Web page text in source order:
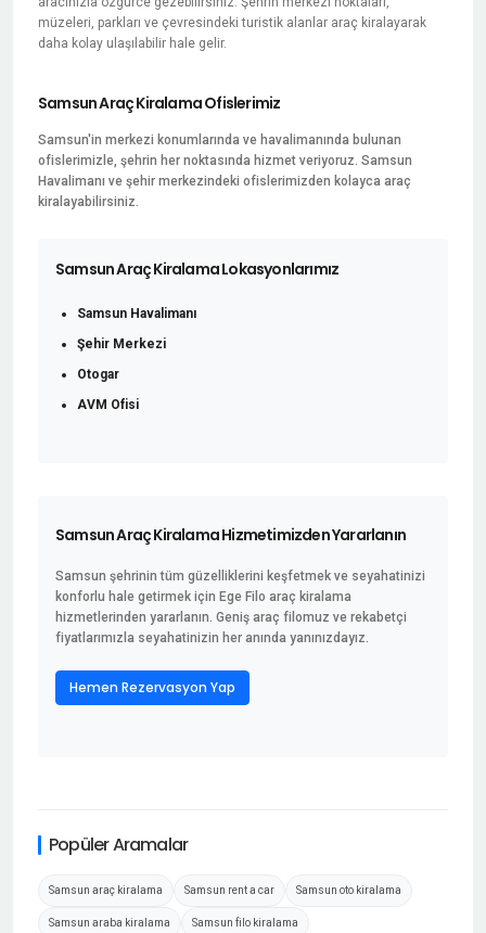
müzeleri, parkları ve çevresindeki turistik alanlar araç kiralayarak
daha kolay ulaşılabilir hale gelir.
Samsun Araç Kiralama Ofislerimiz
Samsun'in merkezi konumlarında ve havalimanında bulunan
ofislerimizle, şehrin her noktasında hizmet veriyoruz. Samsun
Havalimanı ve şehir merkezindeki ofislerimizden kolayca araç
kiralayabilirsiniz.
Samsun Araç Kiralama Lokasyonlarımız
Samsun Havalimanı
Şehir Merkezi
Otogar
AVM Ofisi
Samsun Araç Kiralama Hizmetimizden Yararlanın
Samsun şehrinin tüm güzelliklerini keşfetmek ve seyahatinizi
konforlu hale getirmek için Ege Filo araç kiralama
hizmetlerinden yararlanın. Geniş araç filomuz ve rekabetçi
fiyatlarımızla seyahatinizin her anında yanınızdayız.
Hemen Rezervasyon Yap
Popüler Aramalar
Samsun araç kiralama Samsun rent a car Samsun oto kiralama
Samsun araba kiralama Samsun filo kiralama